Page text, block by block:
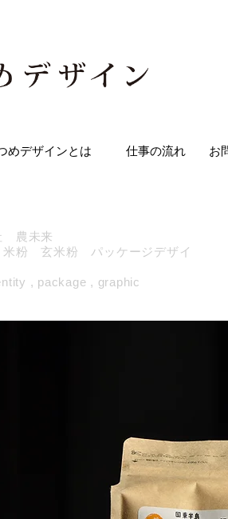
めデザインとは 仕事の流れ お
農未来
粉 玄米粉 パッケージデザイ
, package , graphic